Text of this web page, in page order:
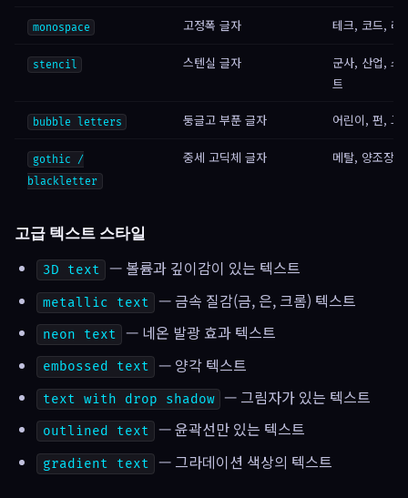
monospace 고정폭 글자 테크, 코드, 레
stencil 스텐실 글자
군사, 산업, 스
트
bubble letters 둥글고 부푼 글자 어린이, 펀, 그
gothic /
blackletter
중세 고딕체 글자 메탈, 양조장,
고급 텍스트 스타일
3D text — 볼륨과 깊이감이 있는 텍스트
metallic text — 금속 질감(금, 은, 크롬) 텍스트
neon text — 네온 발광 효과 텍스트
embossed text — 양각 텍스트
text with drop shadow — 그림자가 있는 텍스트
outlined text — 윤곽선만 있는 텍스트
gradient text — 그라데이션 색상의 텍스트